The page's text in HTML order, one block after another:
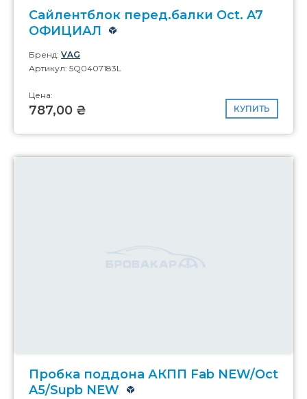
Сайлентблок перед.балки Oct. A7
ОФИЦИАЛ
Бренд: VAG
Артикул: 5Q0407183L
Цена:
787,00 ₴ КУПИТЬ
Пробка поддона АКПП Fab NEW/Oct
A5/Supb NEW